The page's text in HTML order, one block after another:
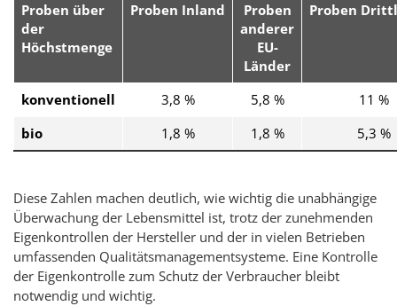
Proben über
der
Höchstmenge
Proben Inland
Proben
anderer
EU-
Länder
Proben
konventionell 3,8 % 5,8 %
11 %
bio
1,8 % 1,8 % 5,3 %
Diese Zahlen machen deutlich, wie wichtig die unabhängige
Überwachung der Lebensmittel ist, trotz der zunehmenden
Eigenkontrollen der Hersteller und der in vielen Betrieben
umfassenden Qualitätsmanagementsysteme. Eine Kontrolle
der Eigenkontrolle zum Schutz der Verbraucher bleibt
notwendig und wichtig.